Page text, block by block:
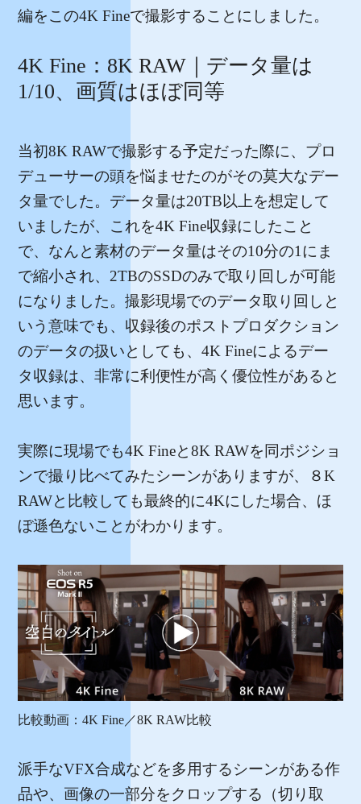
編をこの4K Fineで撮影することにしました。
4K Fine：8K RAW｜データ量は
1/10、画質はほぼ同等
当初8K RAWで撮影する予定だった際に、プロ
デューサーの頭を悩ませたのがその莫大なデー
タ量でした。データ量は20TB以上を想定して
いましたが、これを4K Fine収録にしたこと
で、なんと素材のデータ量はその10分の1にま
で縮小され、2TBのSSDのみで取り回しが可能
になりました。撮影現場でのデータ取り回しと
いう意味でも、収録後のポストプロダクション
のデータの扱いとしても、4K Fineによるデー
タ収録は、非常に利便性が高く優位性があると
思います。
実際に現場でも4K Fineと8K RAWを同ポジショ
ンで撮り比べてみたシーンがありますが、８K
RAWと比較しても最終的に4Kにした場合、ほ
ぼ遜色ないことがわかります。
比較動画：4K Fine／8K RAW比較
派手なVFX合成などを多用するシーンがある作
品や、画像の一部分をクロップする（切り取